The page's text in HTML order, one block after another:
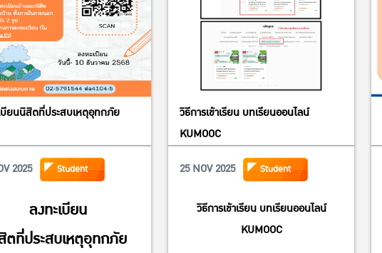
บียนนิสิตที่ประสบเหตุอุทกภัย
2025 Student
ลงทะเบียน
ตที่ประสบเหตุอุทกภัย
วิธีการเข้าเรียน บทเรียนออนไลน์
KUMOOC
25 NOV 2025
Student
วิธีการเข้าเรียน บทเรียนออนไลน์
KUMOOC